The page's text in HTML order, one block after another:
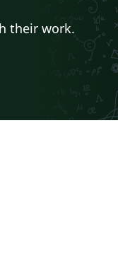
their work.